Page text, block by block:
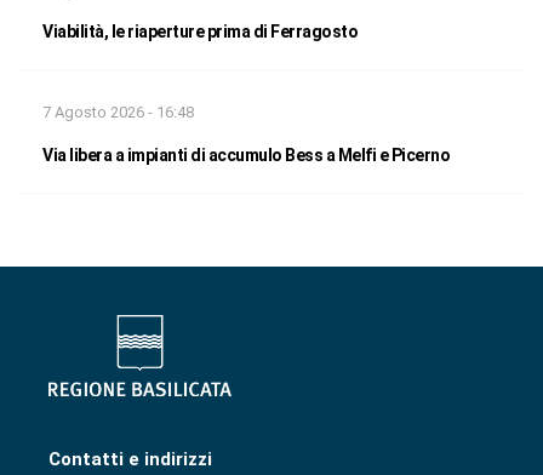
Viabilità, le riaperture prima di Ferragosto
7 Agosto 2026 - 16:48
Via libera a impianti di accumulo Bess a Melfi e Picerno
Contatti e indirizzi